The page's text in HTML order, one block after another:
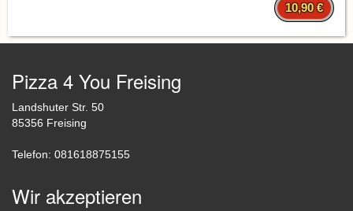
10,90 €
Pizza 4 You Freising
Landshuter Str. 50
85356 Freising
Telefon: 081618875155
Wir akzeptieren